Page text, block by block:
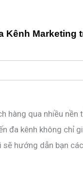
qua nhiều
đa kênh không chỉ
hướng dẫn bạn